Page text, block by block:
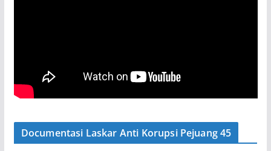
Documentasi Laskar Anti Korupsi Pejuang 45